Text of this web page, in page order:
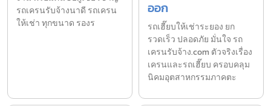
รถเครนรับจ้างนาดี รถเครน
ให้เช่า ทุกขนาด รองร
ออก
รถเฮี๊ยบให้เช่าระยอง ยก
รวดเร็ว ปลอดภัย มั่นใจ รถ
เครนรับจ้าง.com ตัวจริงเรื่อง
เครนและรถเฮี๊ยบ ครอบคลุม
นิคมอุตสาหกรรมภาคตะ